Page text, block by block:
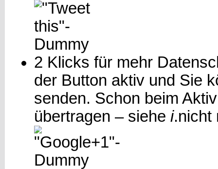
2 Klicks für mehr
der Button aktiv und Sie
senden. Schon beim
übertragen – siehe i.nicht